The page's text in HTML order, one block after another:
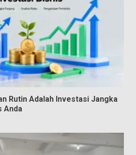
Rutin Adalah Investasi Jangka
Anda